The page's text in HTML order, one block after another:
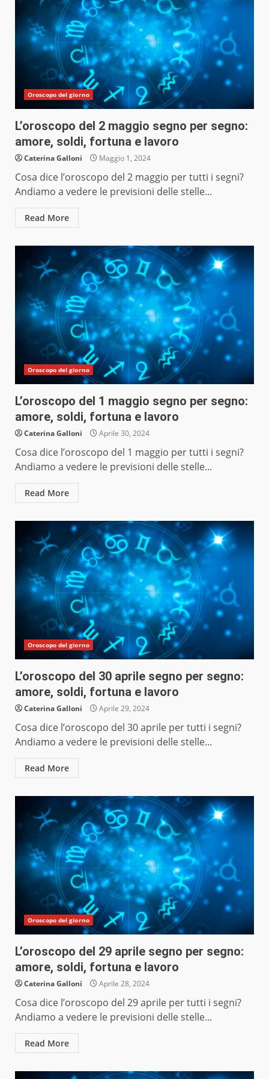
Oroscopo del giorno
L’oroscopo del 2 maggio segno per segno:
amore, soldi, fortuna e lavoro
Caterina Galloni Maggio 1, 2024
Cosa dice l’oroscopo del 2 maggio per tutti i segni?
Andiamo a vedere le previsioni delle stelle...
Read More
Oroscopo del giorno
L’oroscopo del 1 maggio segno per segno:
amore, soldi, fortuna e lavoro
Caterina Galloni Aprile 30, 2024
Cosa dice l’oroscopo del 1 maggio per tutti i segni?
Andiamo a vedere le previsioni delle stelle...
Read More
Oroscopo del giorno
L’oroscopo del 30 aprile segno per segno:
amore, soldi, fortuna e lavoro
Caterina Galloni Aprile 29, 2024
Cosa dice l’oroscopo del 30 aprile per tutti i segni?
Andiamo a vedere le previsioni delle stelle...
Read More
Oroscopo del giorno
L’oroscopo del 29 aprile segno per segno:
amore, soldi, fortuna e lavoro
Caterina Galloni Aprile 28, 2024
Cosa dice l’oroscopo del 29 aprile per tutti i segni?
Andiamo a vedere le previsioni delle stelle...
Read More